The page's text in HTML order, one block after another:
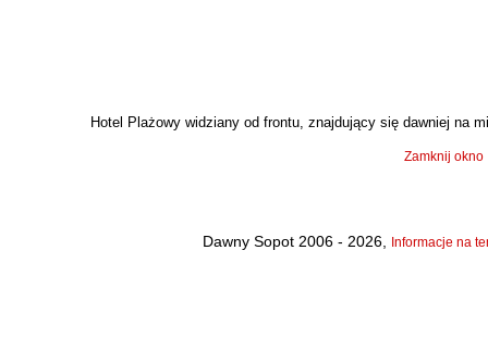
Hotel Plażowy widziany od frontu, znajdujący się dawniej na
Zamknij okno
Dawny Sopot 2006 - 2026, Informacje na